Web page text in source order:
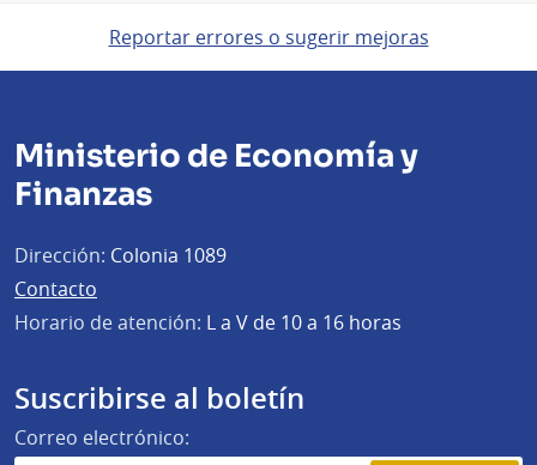
Reportar errores o sugerir mejoras
Ministerio de Economía y
Finanzas
Dirección: Colonia 1089
Contacto
Horario de atención: L a V de 10 a 16 horas
Suscribirse al boletín
Correo electrónico: